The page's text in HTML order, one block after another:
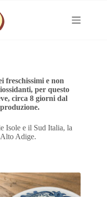
freschissimi e non
per questo
circa 8 giorni dal
Isole e il Sud Italia, la
Adige.